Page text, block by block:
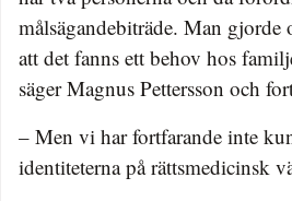
målsägandebiträde. Man gjorde
att det fanns ett behov hos
säger Magnus Pettersson och
– Men vi har fortfarande inte
identiteterna på rättsmedicinsk